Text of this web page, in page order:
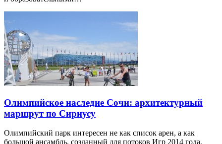
Олимпийское наследие Сочи: архитектурный
маршрут по Сириусу
Олимпийский парк интересен не как список арен, а как
большой ансамбль, созданный для потоков Игр 2014 года.